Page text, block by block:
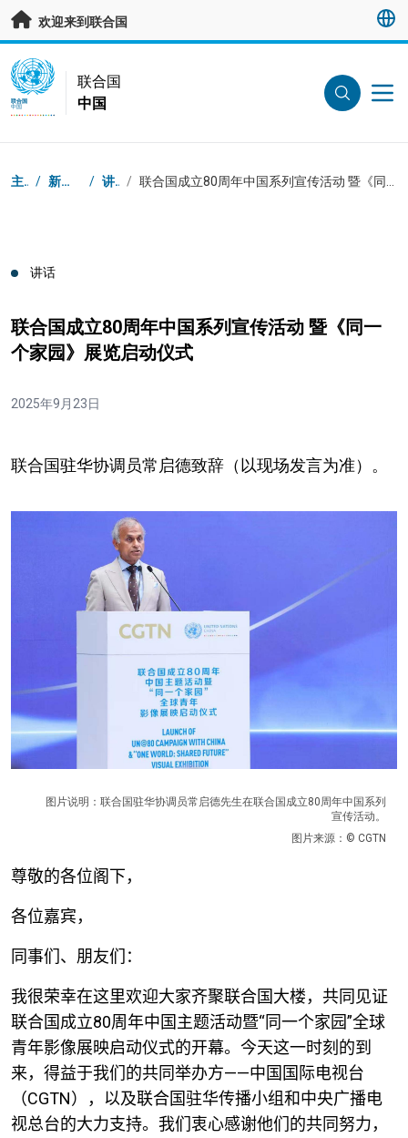
跳转至主要内容
欢迎来到联合国
UN Logo
联合国
中国
联合国
中国
页面路径
主页 / 新闻中心 / 讲话 /
讲话
联合国成立80周年中国系列宣传活动 暨《同一
个家园》展览启动仪式
2025年9月23日
联合国驻华协调员常启德致辞（以现场发言为准）。
图片说明：联合国驻华协调员常启德先生在联合国成立80周年中国系列
宣传活动。
图片来源：© CGTN
尊敬的各位阁下，
各位嘉宾，
同事们、朋友们：
我很荣幸在这里欢迎大家齐聚联合国大楼，共同见证
联合国成立80周年中国主题活动暨“同一个家园”全球
青年影像展映启动仪式的开幕。今天这一时刻的到
来，得益于我们的共同举办方——中国国际电视台
（CGTN），以及联合国驻华传播小组和中央广播电
视总台的大力支持。我们衷心感谢他们的共同努力，